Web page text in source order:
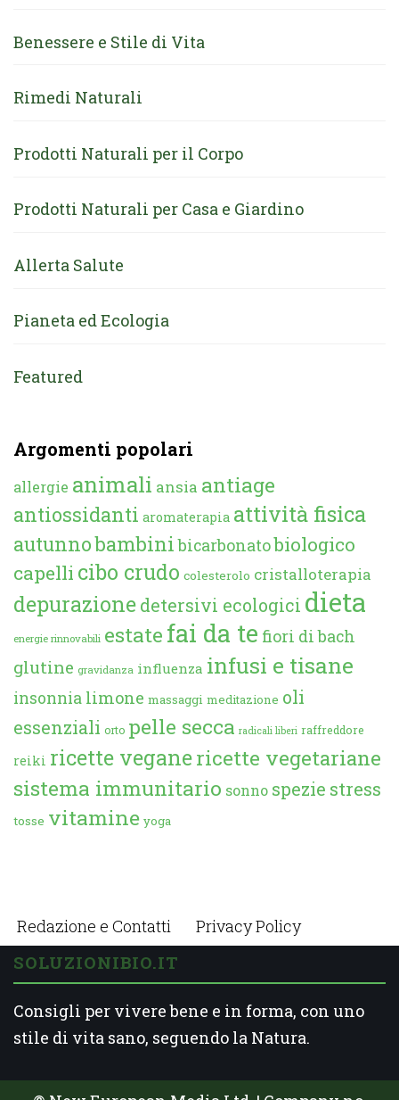
Benessere e Stile di Vita
Rimedi Naturali
Prodotti Naturali per il Corpo
Prodotti Naturali per Casa e Giardino
Allerta Salute
Pianeta ed Ecologia
Featured
Argomenti popolari
allergie animali ansia antiage
antiossidanti aromaterapia attività fisica
autunnobambini bicarbonatobiologico
capelli cibo crudo colesterolo cristalloterapia
depurazione detersivi ecologici dieta
energie rinnovabili estate fai da te fiori di bach
glutine gravidanza influenza infusi e tisane
insonnia limone massaggi meditazione oli
essenziali orto pelle secca radicali liberi raffreddore
reiki ricette veganericette vegetariane
sistema immunitario sonno spezie stress
tosse vitamine yoga
Redazione e Contatti Privacy Policy
SOLUZIONIBIO.IT
Consigli per vivere bene e in forma, con uno
stile di vita sano, seguendo la Natura.